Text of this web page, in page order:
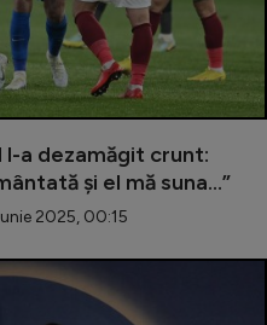
l-a dezamăgit crunt:
și el mă suna...”
2025, 00:15